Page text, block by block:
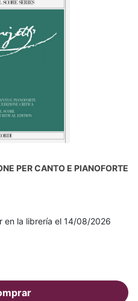
PER CANTO E PIANOFORTE
en la librería el 14/08/2026